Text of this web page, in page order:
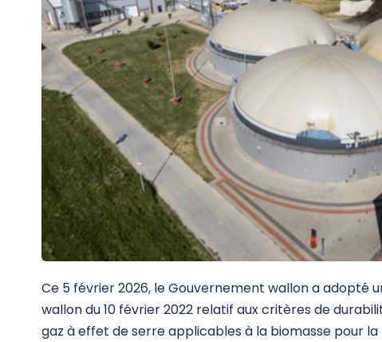
Ce 5 février 2026, le Gouvernement wallon a adopté
wallon du 10 février 2022 relatif aux critères de
gaz à effet de serre applicables à la biomasse pour